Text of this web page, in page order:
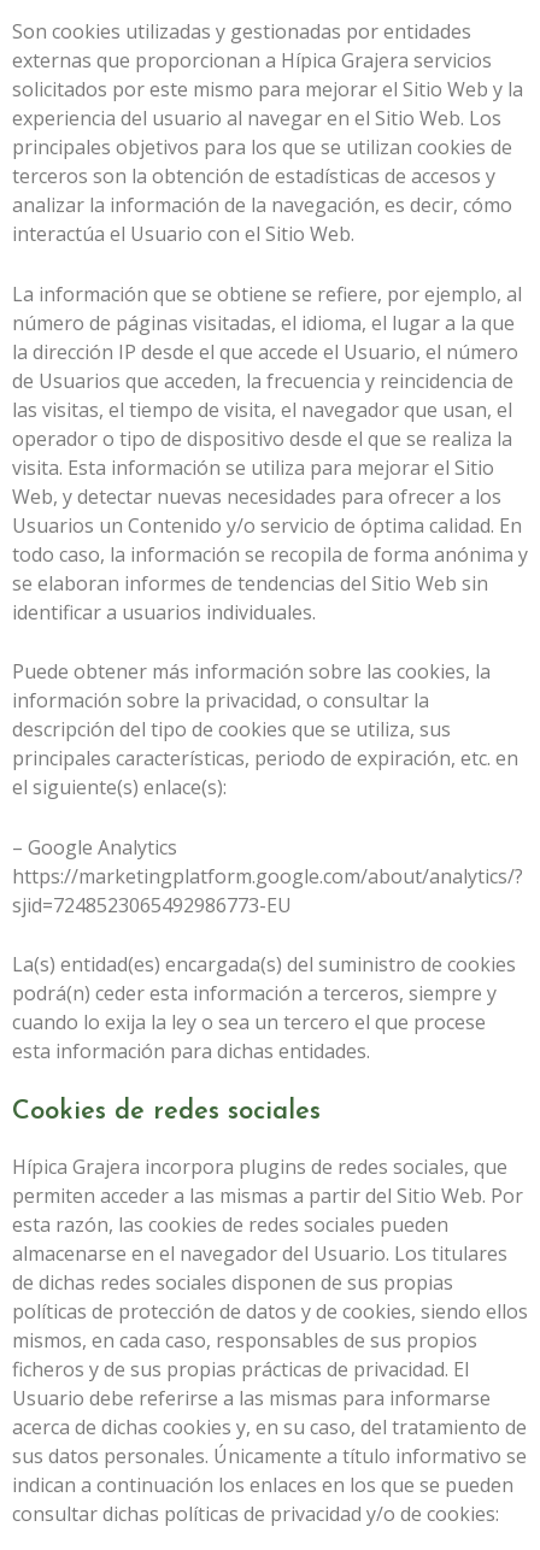
Son cookies utilizadas y gestionadas por entidades
externas que proporcionan a Hípica Grajera servicios
solicitados por este mismo para mejorar el Sitio Web y la
experiencia del usuario al navegar en el Sitio Web. Los
principales objetivos para los que se utilizan cookies de
terceros son la obtención de estadísticas de accesos y
analizar la información de la navegación, es decir, cómo
interactúa el Usuario con el Sitio Web.
La información que se obtiene se refiere, por ejemplo, al
número de páginas visitadas, el idioma, el lugar a la que
la dirección IP desde el que accede el Usuario, el número
de Usuarios que acceden, la frecuencia y reincidencia de
las visitas, el tiempo de visita, el navegador que usan, el
operador o tipo de dispositivo desde el que se realiza la
visita. Esta información se utiliza para mejorar el Sitio
Web, y detectar nuevas necesidades para ofrecer a los
Usuarios un Contenido y/o servicio de óptima calidad. En
todo caso, la información se recopila de forma anónima y
se elaboran informes de tendencias del Sitio Web sin
identificar a usuarios individuales.
Puede obtener más información sobre las cookies, la
información sobre la privacidad, o consultar la
descripción del tipo de cookies que se utiliza, sus
principales características, periodo de expiración, etc. en
el siguiente(s) enlace(s):
– Google Analytics
https://marketingplatform.google.com/about/analytics/?
sjid=7248523065492986773-EU
La(s) entidad(es) encargada(s) del suministro de cookies
podrá(n) ceder esta información a terceros, siempre y
cuando lo exija la ley o sea un tercero el que procese
esta información para dichas entidades.
Cookies de redes sociales
Hípica Grajera incorpora plugins de redes sociales, que
permiten acceder a las mismas a partir del Sitio Web. Por
esta razón, las cookies de redes sociales pueden
almacenarse en el navegador del Usuario. Los titulares
de dichas redes sociales disponen de sus propias
políticas de protección de datos y de cookies, siendo ellos
mismos, en cada caso, responsables de sus propios
ficheros y de sus propias prácticas de privacidad. El
Usuario debe referirse a las mismas para informarse
acerca de dichas cookies y, en su caso, del tratamiento de
sus datos personales. Únicamente a título informativo se
indican a continuación los enlaces en los que se pueden
consultar dichas políticas de privacidad y/o de cookies: